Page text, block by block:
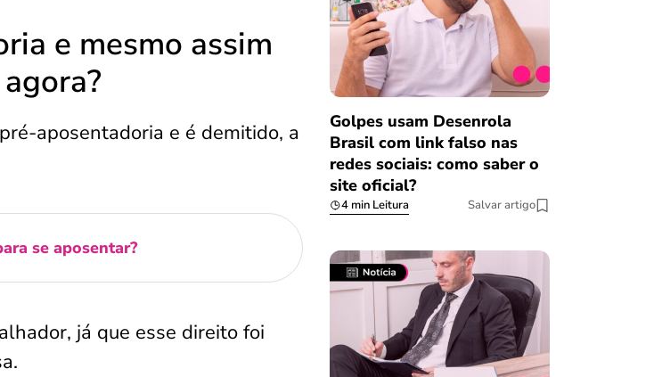
e mesmo assim
aposentadoria e é demitido, a
se aposentar?
já que esse direito foi
Golpes usam Desenrola
Brasil com link falso nas
redes sociais: como saber o
site oficial?
4 min Leitura Salvar artigo